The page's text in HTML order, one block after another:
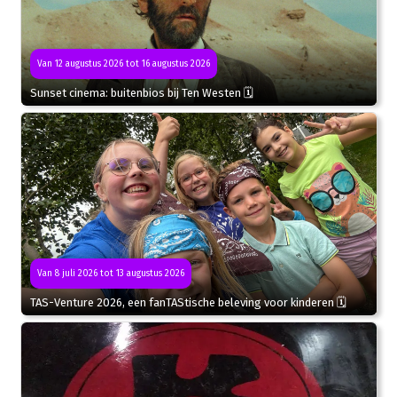
Van 12 augustus 2026 tot 16 augustus 2026
Sunset cinema: buitenbios bij Ten Westen 🗓
Van 8 juli 2026 tot 13 augustus 2026
TAS-Venture 2026, een fanTAStische beleving voor kinderen 🗓